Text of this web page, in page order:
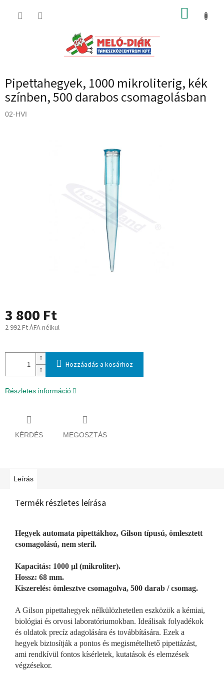
KOSÁR
Pipettahegyek, 1000 mikroliterig, kék
színben, 500 darabos csomagolásban
02-HVI
3 800 Ft
2 992 Ft ÁFA nélkül
Hozzáadás a kosárhoz
Részletes információ
KÉRDÉS MEGOSZTÁS
Leírás
Termék részletes leírása
Hegyek automata pipettákhoz, Gilson típusú, ömlesztett
csomagolású, nem steril.
Kapacitás: 1000 µl (mikroliter).
Hossz: 68 mm.
Kiszerelés: ömlesztve csomagolva, 500 darab / csomag.
A Gilson pipettahegyek nélkülözhetetlen eszközök a kémiai,
biológiai és orvosi laboratóriumokban. Ideálisak folyadékok
és oldatok precíz adagolására és továbbítására. Ezek a
hegyek biztosítják a pontos és megismételhető pipettázást,
ami rendkívül fontos kísérletek, kutatások és elemzések
végzésekor.